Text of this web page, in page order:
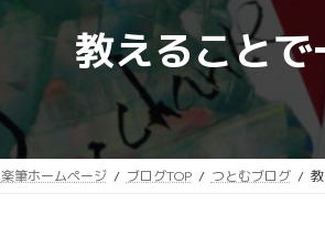
教えること
楽筆ホームページ ブログTOP つとむブログ